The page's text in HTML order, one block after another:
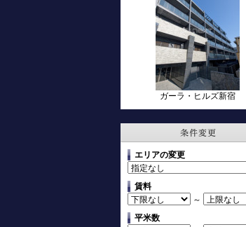
ガーラ・ヒルズ新宿
エリアの変更
賃料
～
平米数